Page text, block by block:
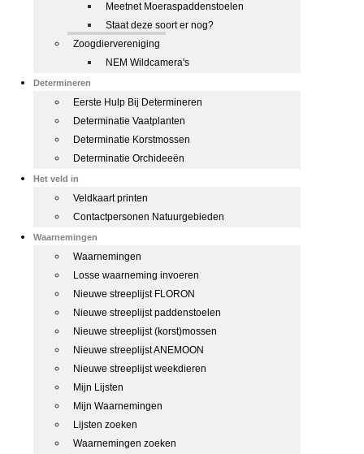
Meetnet Moeraspaddenstoelen
Staat deze soort er nog?
Zoogdiervereniging
NEM Wildcamera's
Determineren
Eerste Hulp Bij Determineren
Determinatie Vaatplanten
Determinatie Korstmossen
Determinatie Orchideeën
Het veld in
Veldkaart printen
Contactpersonen Natuurgebieden
Waarnemingen
Waarnemingen
Losse waarneming invoeren
Nieuwe streeplijst FLORON
Nieuwe streeplijst paddenstoelen
Nieuwe streeplijst (korst)mossen
Nieuwe streeplijst ANEMOON
Nieuwe streeplijst weekdieren
Mijn Lijsten
Mijn Waarnemingen
Lijsten zoeken
Waarnemingen zoeken